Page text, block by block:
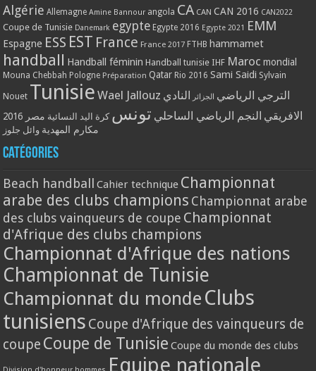
Algérie Allemagne Amine Bannour angola CA CAN CAN 2016 CAN2022
Coupe de Tunisie Danemark egypte Egypte 2016 Egypte 2021 EMM
Espagne ESS EST France France 2017 FTHB hammamet
handball Handball féminin Handball tunisie IHF Maroc mondial
Mouna Chebbah Pologne Préparation Qatar Rio 2016 Sami Saidi Sylvain
Nouet Tunisie Wael Jallouz الترجي الرياضي الجزائر النادي
الافريقي النجم الرياضي الساحلي تونس كرة اليد النسائية مصر 2016
مكارم المهدية وائل جلوز
Catégories
Beach handball Cahier technique Championnat
arabe des clubs champions Championnat arabe
des clubs vainqueurs de coupe Championnat
d'Afrique des clubs champions
Championnat d'Afrique des nations
Championnat de Tunisie
Championnat du monde Clubs
tunisiens Coupe d'Afrique des vainqueurs de
coupe Coupe de Tunisie Coupe du monde des clubs
Equipe nationale